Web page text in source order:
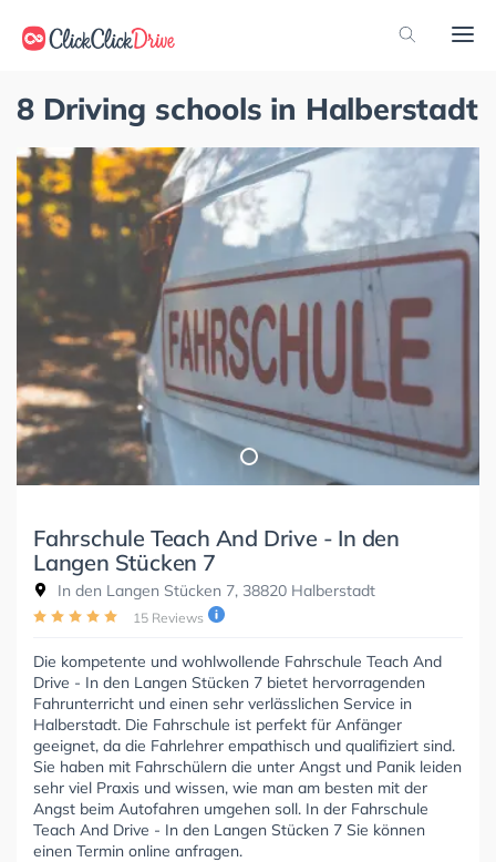
8 Driving schools in Halberstadt
Fahrschule Teach And Drive - In den
Langen Stücken 7
In den Langen Stücken 7, 38820 Halberstadt
15 Reviews
Die kompetente und wohlwollende Fahrschule Teach And
Drive - In den Langen Stücken 7 bietet hervorragenden
Fahrunterricht und einen sehr verlässlichen Service in
Halberstadt. Die Fahrschule ist perfekt für Anfänger
geeignet, da die Fahrlehrer empathisch und qualifiziert sind.
Sie haben mit Fahrschülern die unter Angst und Panik leiden
sehr viel Praxis und wissen, wie man am besten mit der
Angst beim Autofahren umgehen soll. In der Fahrschule
Teach And Drive - In den Langen Stücken 7 Sie können
einen Termin online anfragen.